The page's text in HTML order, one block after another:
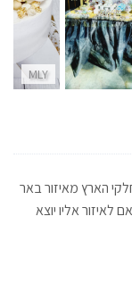
MLY
הארץ מאיזור באר
אליו יוצא